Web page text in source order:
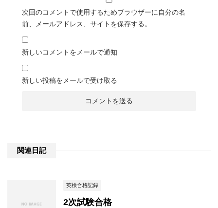
次回のコメントで使用するためブラウザーに自分の名
前、メールアドレス、サイトを保存する。
新しいコメントをメールで通知
新しい投稿をメールで受け取る
関連日記
英検合格記録
2次試験合格